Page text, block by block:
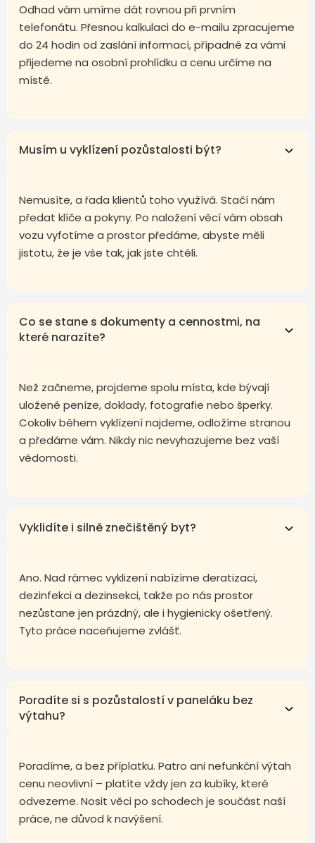
Odhad vám umíme dát rovnou při prvním
telefonátu. Přesnou kalkulaci do e-mailu zpracujeme
do 24 hodin od zaslání informací, případně za vámi
přijedeme na osobní prohlídku a cenu určíme na
místě.
Musím u vyklízení pozůstalosti být?
Nemusíte, a řada klientů toho využívá. Stačí nám
předat klíče a pokyny. Po naložení věcí vám obsah
vozu vyfotíme a prostor předáme, abyste měli
jistotu, že je vše tak, jak jste chtěli.
Co se stane s dokumenty a cennostmi, na
které narazíte?
Než začneme, projdeme spolu místa, kde bývají
uložené peníze, doklady, fotografie nebo šperky.
Cokoliv během vyklízení najdeme, odložíme stranou
a předáme vám. Nikdy nic nevyhazujeme bez vaší
vědomosti.
Vyklidíte i silně znečištěný byt?
Ano. Nad rámec vyklizení nabízíme deratizaci,
dezinfekci a dezinsekci, takže po nás prostor
nezůstane jen prázdný, ale i hygienicky ošetřený.
Tyto práce naceňujeme zvlášť.
Poradíte si s pozůstalostí v paneláku bez
výtahu?
Poradíme, a bez příplatku. Patro ani nefunkční výtah
cenu neovlivní – platíte vždy jen za kubíky, které
odvezeme. Nosit věci po schodech je součást naší
práce, ne důvod k navýšení.